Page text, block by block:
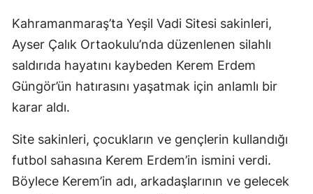
Kahramanmaraş’ta Yeşil Vadi Sitesi sakinleri,
Ayser Çalık Ortaokulu’nda düzenlenen silahlı
saldırıda hayatını kaybeden Kerem Erdem
Güngör’ün hatırasını yaşatmak için anlamlı bir
karar aldı.
Site sakinleri, çocukların ve gençlerin kullandığı
futbol sahasına Kerem Erdem’in ismini verdi.
Böylece Kerem’in adı, arkadaşlarının ve gelecek